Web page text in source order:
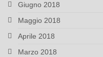
Giugno 2018
Maggio 2018
Aprile 2018
Marzo 2018